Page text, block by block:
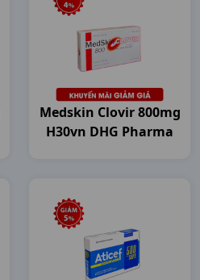
Medskin Clovir 800mg
H30vn DHG Pharma